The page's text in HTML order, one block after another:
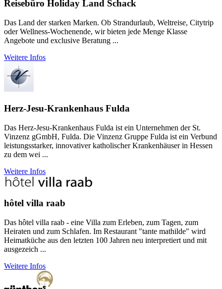
Reisebüro Holiday Land Schack
Das Land der starken Marken. Ob Strandurlaub, Weltreise, Citytrip
oder Wellness-Wochenende, wir bieten jede Menge Klasse
Angebote und exclusive Beratung ...
Weitere Infos
Herz-Jesu-Krankenhaus Fulda
Das Herz-Jesu-Krankenhaus Fulda ist ein Unternehmen der St.
Vinzenz gGmbH, Fulda. Die Vinzenz Gruppe Fulda ist ein Verbund
leistungsstarker, innovativer katholischer Krankenhäuser in Hessen
zu dem wei ...
Weitere Infos
hôtel villa raab
Das hôtel villa raab - eine Villa zum Erleben, zum Tagen, zum
Heiraten und zum Schlafen. Im Restaurant "tante mathilde" wird
Heimatküche aus den letzten 100 Jahren neu interpretiert und mit
ausgezeich ...
Weitere Infos